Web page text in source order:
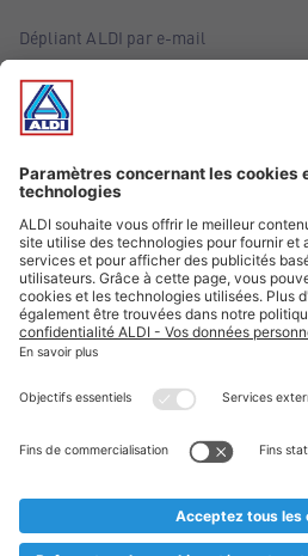
Dépliant ALDI par e-mail
Offres
Infos essentielles
Suivez ALDI Belgique
Textes marqués d'un astérisque et
* Nous vendons ces articles
au cas où, malgré le planning bien
prématurément en rupture de stock.
** Sur ce site, l’utilisation de la forme